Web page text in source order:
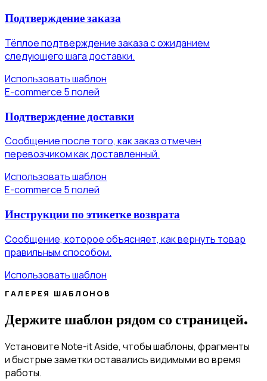
Подтверждение заказа
Тёплое подтверждение заказа с ожиданием
следующего шага доставки.
Использовать шаблон
E-commerce 5 полей
Подтверждение доставки
Сообщение после того, как заказ отмечен
перевозчиком как доставленный.
Использовать шаблон
E-commerce 5 полей
Инструкции по этикетке возврата
Сообщение, которое объясняет, как вернуть товар
правильным способом.
Использовать шаблон
ГАЛЕРЕЯ ШАБЛОНОВ
Держите шаблон рядом со страницей.
Установите Note-it Aside, чтобы шаблоны, фрагменты
и быстрые заметки оставались видимыми во время
работы.